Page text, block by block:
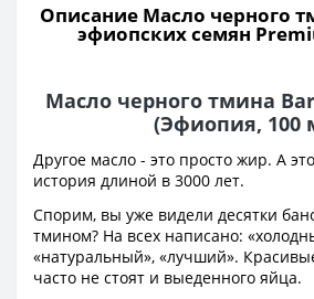
Описание Масло черного
эфиопских семян
Масло черного тмина
(Эфиопия, 100
Другое масло - это просто жир. А
история длиной в 3000 лет.
Спорим, вы уже видели десятки
тмином? На всех написано:
«натуральный», «лучший».
часто не стоят и выеденного яйца.